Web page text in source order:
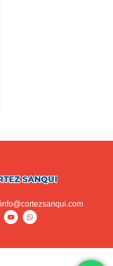
info@cortezsanqui.com